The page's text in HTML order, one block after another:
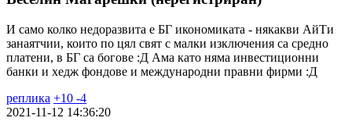
И само колко недоразвита е БГ икономиката - някакви АйТи
занаятчии, които по цял свят с малки изключения са средно
платени, в БГ са богове :Д Ама като няма инвестиционни
банки и хедж фондове и международни правни фирми :Д
реплика +10 -4
2021-11-12 14:36:20